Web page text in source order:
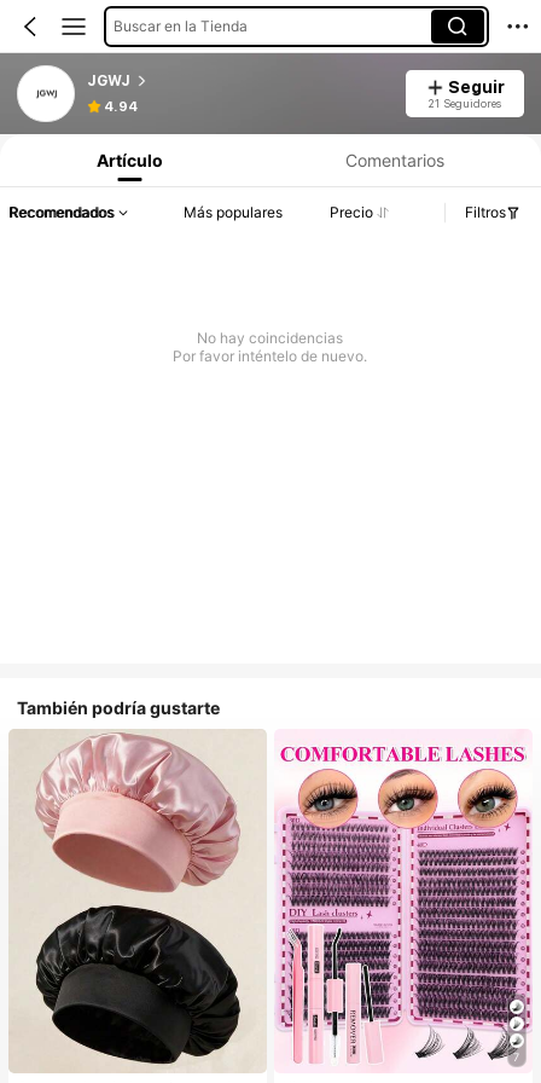
Buscar en la Tienda
JGWJ
4.94
Seguir
21 Seguidores
Artículo Comentarios
Recomendados Más populares Precio Filtros
No hay coincidencias
Por favor inténtelo de nuevo.
También podría gustarte
#1 Más vendidos
en Multicolor Gorros para el pelo para mujer
Establecido hace 1 año
7